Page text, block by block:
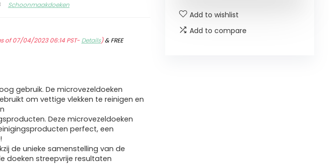
Schoonmaakdoeken
of 07/04/2023 06:14 PST- Details)&FREE
gebruik. De microvezeldoeken
om vettige vlekken te reinigen en
Deze microvezeldoeken
perfect, een
de unieke samenstelling van de
doeken streepvrije resultaten
Add to wishlist
Add to compare